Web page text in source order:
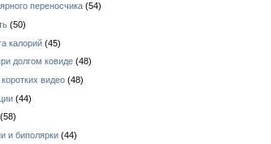
переносчика (54)
(50)
калорий (45)
долгом ковиде (48)
видео (48)
(44)
(58)
и биполярки (44)